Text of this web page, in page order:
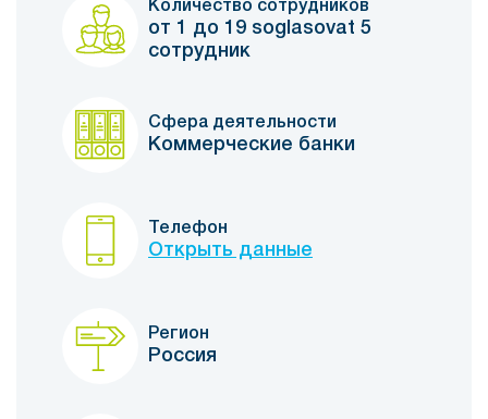
Количество сотрудников
от 1 до 19 soglasovat 5
сотрудник
Сфера деятельности
Коммерческие банки
Телефон
Открыть данные
Регион
Россия